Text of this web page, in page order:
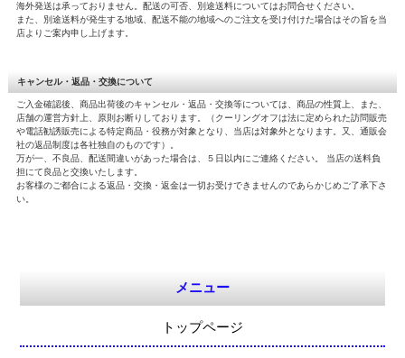
海外発送は承っておりません。配送の可否、別途送料についてはお問合せください。
また、別途送料が発生する地域、配送不能の地域へのご注文を受け付けた場合はその旨を当
店よりご案内申し上げます。
キャンセル・返品・交換について
ご入金確認後、商品出荷後のキャンセル・返品・交換等については、商品の性質上、また、
店舗の運営方針上、原則お断りしております。（クーリングオフは法に定められた訪問販売
や電話勧誘販売による特定商品・役務が対象となり、当店は対象外となります。又、通販会
社の返品制度は各社独自のものです）。
万が一、不良品、配送間違いがあった場合は、５日以内にご連絡ください。 当店の送料負
担にて良品と交換いたします。
お客様のご都合による返品・交換・返金は一切お受けできませんのであらかじめご了承下さ
い。
メニュー
トップページ